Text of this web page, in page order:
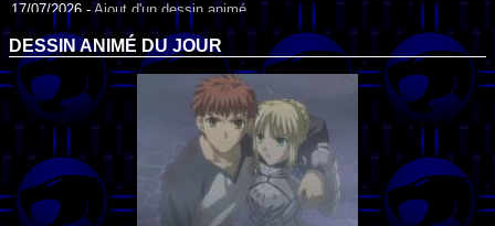
17/07/2026 - Ajout d'un dessin animé
Ajout du dessin animé Heidi (1995) dans la liste.
09/07/2026 -Ajout d'un dessin animé
Ajout du dessin animé Genki l'Aventurier de la Chance (2006) dans la
liste.
04/07/2026 -Ajout d'un dessin animé
Ajout du dessin animé Vilain Petit Canard (2000) dans la liste.
04/07/2026 -Ajout d'un dessin animé
Ajout du dessin animé Le Noël du vilain petit canard (2003) dans la liste.
DESSIN ANIMÉ DU JOUR